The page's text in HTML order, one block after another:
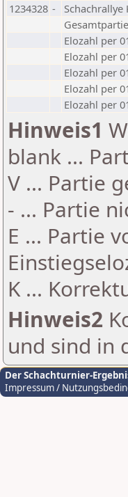
1234328 - Schachrallye
Elozahl per
Elozahl per
Elozahl per
Elozahl per
Elozahl per
Hinweis1
blank ...
V ... Partie
- ... Partie
E ... Partie
K ...
Hinweis2
und sind in
Der Schachturnier-
Impressum /